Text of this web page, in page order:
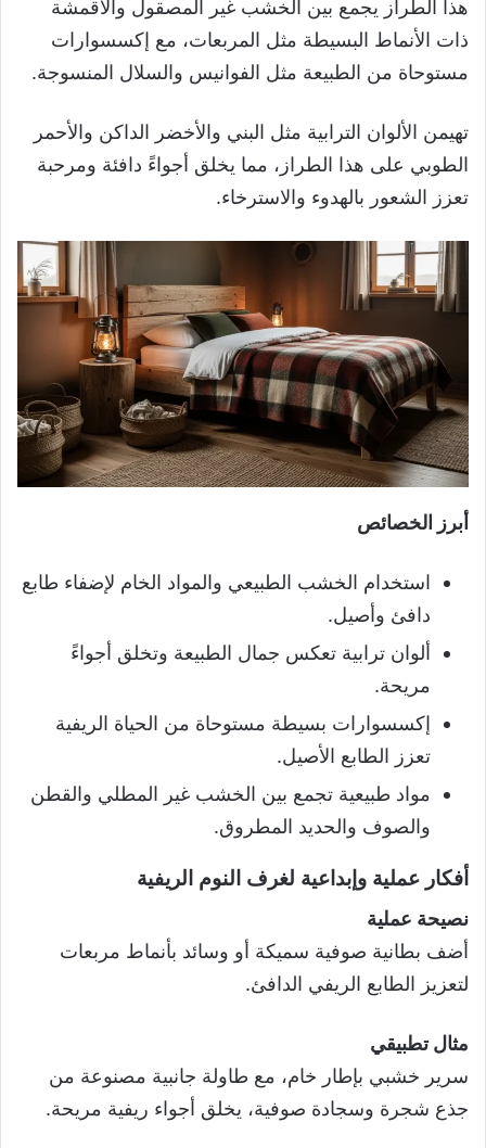
هذا الطراز يجمع بين الخشب غير المصقول والأقمشة
ذات الأنماط البسيطة مثل المربعات، مع إكسسوارات
مستوحاة من الطبيعة مثل الفوانيس والسلال المنسوجة.
تهيمن الألوان الترابية مثل البني والأخضر الداكن والأحمر
الطوبي على هذا الطراز، مما يخلق أجواءً دافئة ومرحبة
تعزز الشعور بالهدوء والاسترخاء.
أبرز الخصائص
استخدام الخشب الطبيعي والمواد الخام لإضفاء طابع
دافئ وأصيل.
ألوان ترابية تعكس جمال الطبيعة وتخلق أجواءً
مريحة.
إكسسوارات بسيطة مستوحاة من الحياة الريفية
تعزز الطابع الأصيل.
مواد طبيعية تجمع بين الخشب غير المطلي والقطن
والصوف والحديد المطروق.
أفكار عملية وإبداعية لغرف النوم الريفية
نصيحة عملية
أضف بطانية صوفية سميكة أو وسائد بأنماط مربعات
لتعزيز الطابع الريفي الدافئ.
مثال تطبيقي
سرير خشبي بإطار خام، مع طاولة جانبية مصنوعة من
جذع شجرة وسجادة صوفية، يخلق أجواء ريفية مريحة.